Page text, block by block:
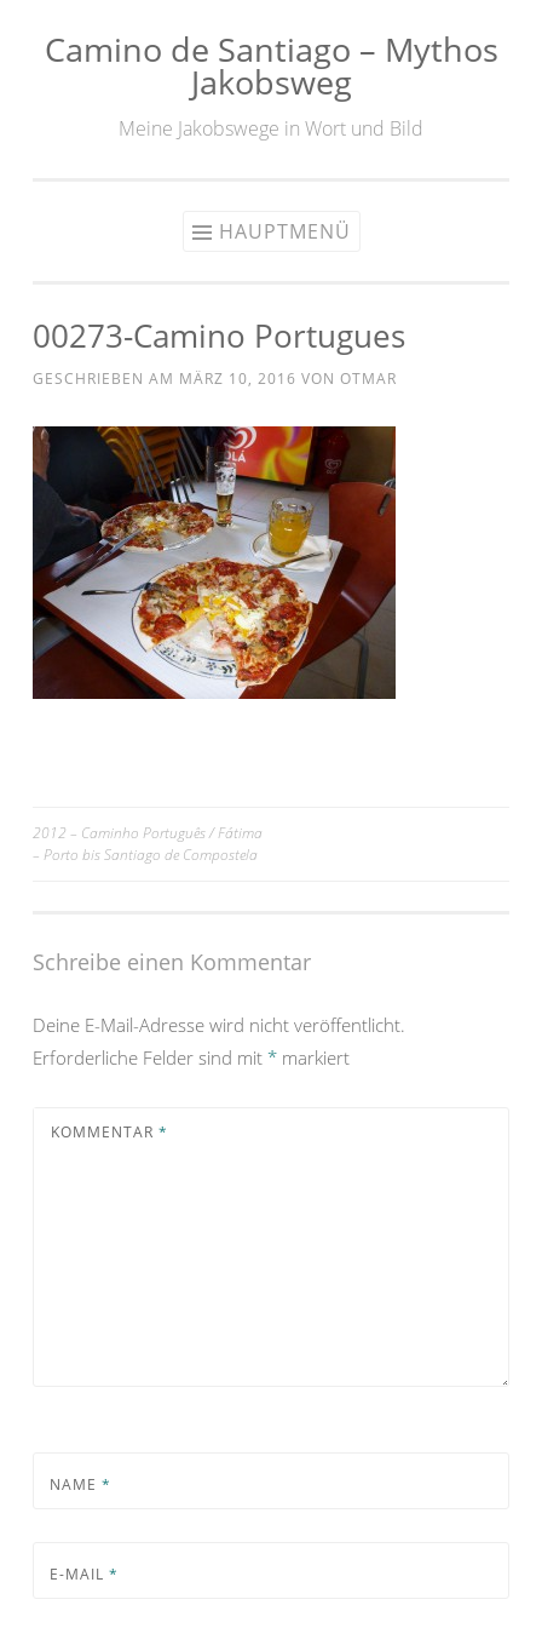
Zum
Camino de Santiago – Mythos
Jakobsweg
Meine Jakobswege in Wort und Bild
HAUPTMENÜ
00273-Camino Portugues
GESCHRIEBEN AM MÄRZ 10, 2016 VON OTMAR
Beitrags-
2012 – Caminho Português / Fátima
– Porto bis Santiago de Compostela
Schreibe einen Kommentar
Deine E-Mail-Adresse wird nicht veröffentlicht.
Erforderliche Felder sind mit * markiert
KOMMENTAR *
NAME *
E-MAIL *